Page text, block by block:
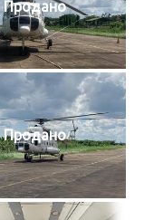
Продано
Продано